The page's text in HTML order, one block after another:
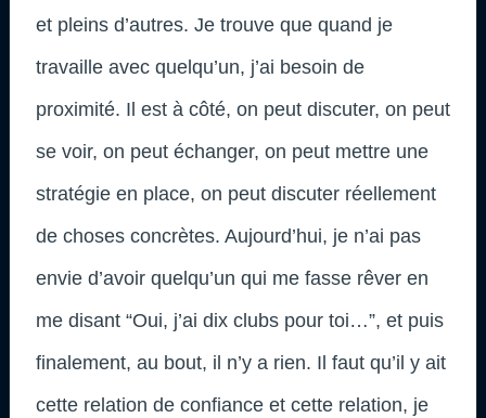
et pleins d’autres. Je trouve que quand je
travaille avec quelqu’un, j’ai besoin de
proximité. Il est à côté, on peut discuter, on peut
se voir, on peut échanger, on peut mettre une
stratégie en place, on peut discuter réellement
de choses concrètes. Aujourd’hui, je n’ai pas
envie d’avoir quelqu’un qui me fasse rêver en
me disant “Oui, j’ai dix clubs pour toi…”, et puis
finalement, au bout, il n’y a rien. Il faut qu’il y ait
cette relation de confiance et cette relation, je